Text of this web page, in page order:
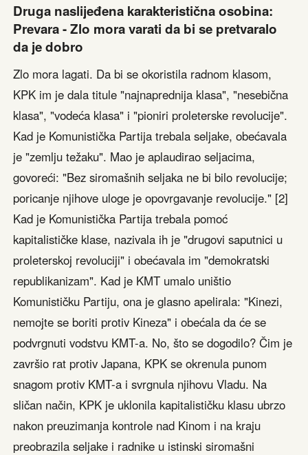
Druga naslijeđena karakteristična osobina:
Prevara - Zlo mora varati da bi se pretvaralo
da je dobro
Zlo mora lagati. Da bi se okoristila radnom klasom,
KPK im je dala titule "najnaprednija klasa", "nesebična
klasa", "vodeća klasa" i "pioniri proleterske revolucije".
Kad je Komunistička Partija trebala seljake, obećavala
je "zemlju težaku". Mao je aplaudirao seljacima,
govoreći: "Bez siromašnih seljaka ne bi bilo revolucije;
poricanje njihove uloge je opovrgavanje revolucije." [2]
Kad je Komunistička Partija trebala pomoć
kapitalističke klase, nazivala ih je "drugovi saputnici u
proleterskoj revoluciji" i obećavala im "demokratski
republikanizam". Kad je KMT umalo uništio
Komunističku Partiju, ona je glasno apelirala: "Kinezi,
nemojte se boriti protiv Kineza" i obećala da će se
podvrgnuti vodstvu KMT-a. No, što se dogodilo? Čim je
završio rat protiv Japana, KPK se okrenula punom
snagom protiv KMT-a i svrgnula njihovu Vladu. Na
sličan način, KPK je uklonila kapitalističku klasu ubrzo
nakon preuzimanja kontrole nad Kinom i na kraju
preobrazila seljake i radnike u istinski siromašni